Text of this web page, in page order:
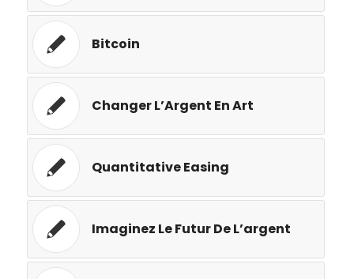
Bitcoin
Changer L’Argent En Art
Quantitative Easing
Imaginez Le Futur De L’argent